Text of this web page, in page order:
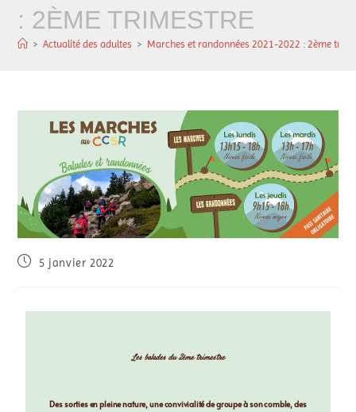
: 2ÈME TRIMESTRE
> Actualité des adultes > Marches et randonnées 2021-2022 : 2ème
5 janvier 2022
Les balades du 2ème trimestre
Des sorties en pleine nature, une convivialité de groupe à son comble, des